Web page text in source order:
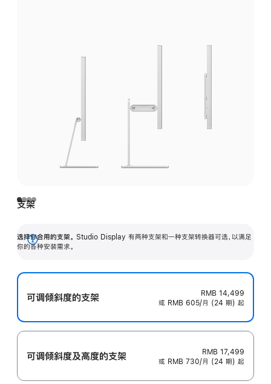
支架
选择你合用的支架。 Studio Display 有两种支架和一种支架转换器可选，以满足
你的各种安装需求。
展
可调倾斜度的支架
RMB 14,499
或 RMB 605/月 (24 期) 起
可调倾斜度及高‍度的支‍架
RMB 17,499
或 RMB 730/月 (24 期) 起